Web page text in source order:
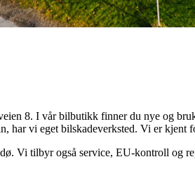
8. I vår bilbutikk finner du nye og
har vi eget bilskadeverksted. Vi er
Vi tilbyr også service, EU-kontroll og